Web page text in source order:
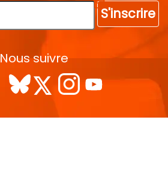
S'inscrire
Nous suivre